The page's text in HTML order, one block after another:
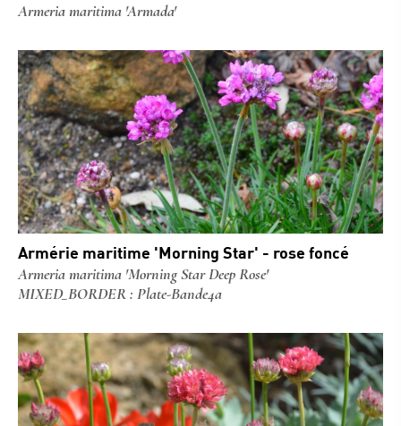
Armeria maritima 'Armada'
Armérie maritime 'Morning Star' - rose foncé
Armeria maritima 'Morning Star Deep Rose'
MIXED_BORDER : Plate-Bande4a